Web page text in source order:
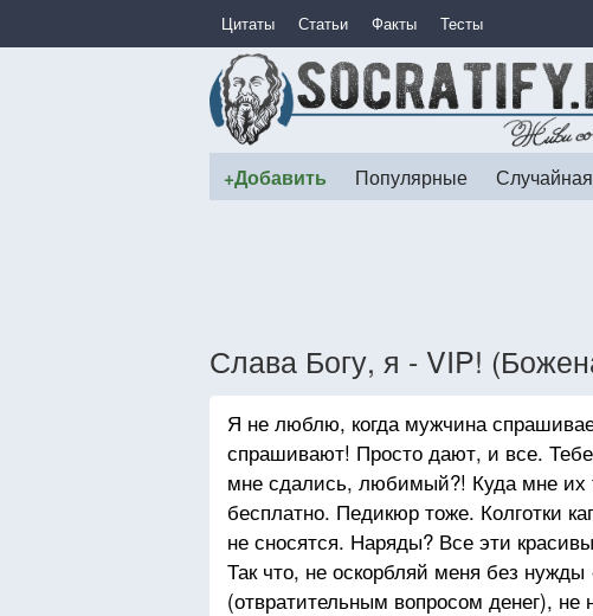
Цитаты Статьи Факты Тесты
+Добавить Популярные
Слава Богу, я - VIP!
Я не люблю, когда мужчина
спрашивают! Просто дают, и все.
мне сдались, любимый?! Куда мне
бесплатно. Педикюр тоже. Колготки
не сносятся. Наряды? Все эти
Так что, не оскорбляй меня без
(отвратительным вопросом денег), не